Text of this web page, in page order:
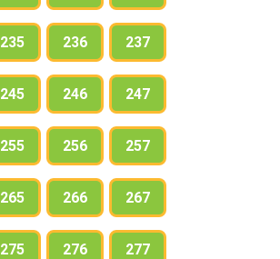
235 236 237
245 246 247
255 256 257
265 266 267
275 276 277